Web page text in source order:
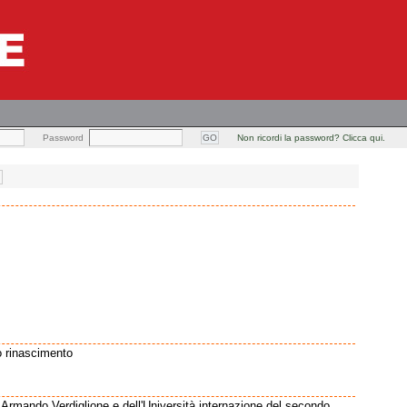
Password Non ricordi la password? Clicca qui.
rinascimento